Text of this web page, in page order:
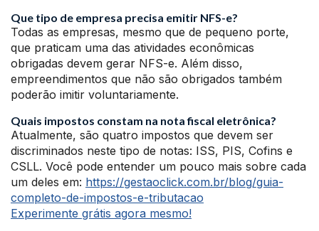
Que tipo de empresa precisa emitir NFS-e?
Todas as empresas, mesmo que de pequeno porte,
que praticam uma das atividades econômicas
obrigadas devem gerar NFS-e. Além disso,
empreendimentos que não são obrigados também
poderão imitir voluntariamente.
Quais impostos constam na nota fiscal eletrônica?
Atualmente, são quatro impostos que devem ser
discriminados neste tipo de notas: ISS, PIS, Cofins e
CSLL. Você pode entender um pouco mais sobre cada
um deles em: https://gestaoclick.com.br/blog/guia-
completo-de-impostos-e-tributacao
Experimente grátis agora mesmo!